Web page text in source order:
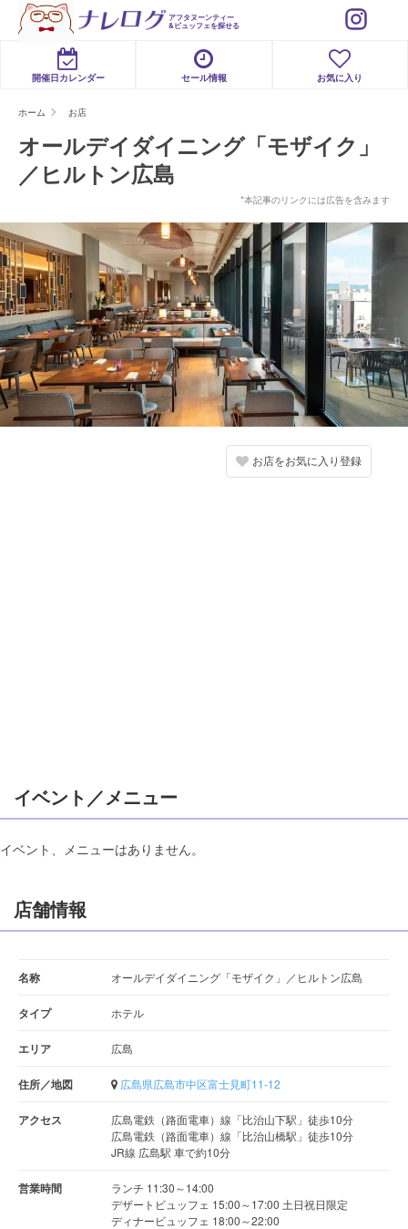
アフタヌーンティー
&ビュッフェを探せる
開催日カレンダー セール情報 お気に入り
ホーム お店
オールデイダイニング「モザイク」
／ヒルトン広島
*本記事のリンクには広告を含みます
お店をお気に入り登録
イベント／メニュー
イベント、メニューはありません。
店舗情報
名称 オールデイダイニング「モザイク」／ヒルトン広島
タイプ ホテル
エリア 広島
住所／地図 広島県広島市中区富士見町11-12
アクセス
広島電鉄（路面電車）線「比治山下駅」徒歩10分
広島電鉄（路面電車）線「比治山橋駅」徒歩10分
JR線 広島駅 車で約10分
営業時間
ランチ 11:30～14:00
デザートビュッフェ 15:00～17:00 土日祝日限定
ディナービュッフェ 18:00～22:00